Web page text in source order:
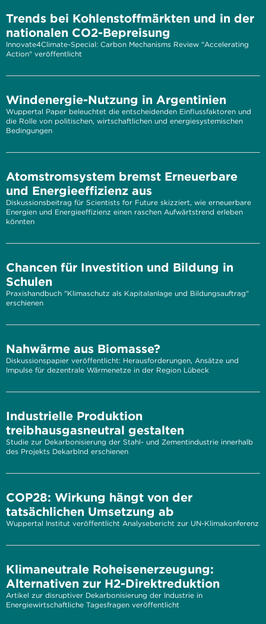
Trends bei Kohlenstoffmärkten und in der
nationalen CO2-Bepreisung
Innovate4Climate-Special: Carbon Mechanisms Review "Accelerating
Action" veröffentlicht
Windenergie-Nutzung in Argentinien
Wuppertal Paper beleuchtet die entscheidenden Einflussfaktoren und
die Rolle von politischen, wirtschaftlichen und energiesystemischen
Bedingungen
Atomstromsystem bremst Erneuerbare
und Energieeffizienz aus
Diskussionsbeitrag für Scientists for Future skizziert, wie erneuerbare
Energien und Energieeffizienz einen raschen Aufwärtstrend erleben
könnten
Chancen für Investition und Bildung in
Schulen
Praxishandbuch "Klimaschutz als Kapitalanlage und Bildungsauftrag"
erschienen
Nahwärme aus Biomasse?
Diskussionspapier veröffentlicht: Herausforderungen, Ansätze und
Impulse für dezentrale Wärmenetze in der Region Lübeck
Industrielle Produktion
treibhausgasneutral gestalten
Studie zur Dekarbonisierung der Stahl- und Zementindustrie innerhalb
des Projekts DekarbInd erschienen
COP28: Wirkung hängt von der
tatsächlichen Umsetzung ab
Wuppertal Institut veröffentlicht Analysebericht zur UN-Klimakonferenz
Klimaneutrale Roheisenerzeugung:
Alternativen zur H2-Direktreduktion
Artikel zur disruptiver Dekarbonisierung der Industrie in
Energiewirtschaftliche Tagesfragen veröffentlicht